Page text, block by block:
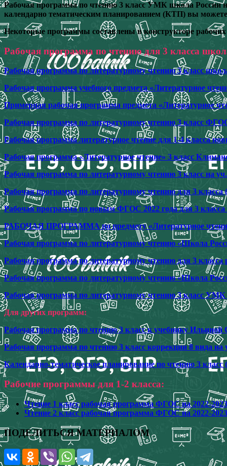
Рабочая программа по чтению 3 класс УМК школа России
календарно тематическим планированием (КТП) вы
Некоторые программы составлены в конструкторе
Рабочая программа по чтению для 3 класса
Рабочая программа по литературному чтению 3 класс
Рабочая программа учебного предмета «Литературное
Примерная рабочая программа предмета «Литературное
Рабочая программа по литературному чтению 3 класс
Рабочая программа литературное чтение для 1-4 класса
Рабочая программа «Литературное чтение» 3 класс
Рабочая программа по литературному чтению 3 класс на
Рабочая программа по литературному чтению для 3 класса
Рабочая программа по новым ФГОС 2022 года для 3
РАБОЧАЯ ПРОГРАММА по предмету «Литературное
Рабочая программа по литературному чтению «Школа
Рабочая программа по литературному чтению для 3
Рабочая программа по литературному чтению «Школа
Рабочая программа по литературному чтению 3 класс
Для других программ:
Рабочая программа по чтению 3 класс к учебнику
Рабочая программа по чтению 3 класс коррекции 8 вида на
Календарно-тематическое планирование по чтению 3
Рабочие программы для 1-2 класса:
Чтение 1 класс рабочая программа ФГОС на 2022-2023
Чтение 2 класс рабочая программа ФГОС на 2022-2023
ПОДЕЛИТЬСЯ МАТЕРИАЛОМ